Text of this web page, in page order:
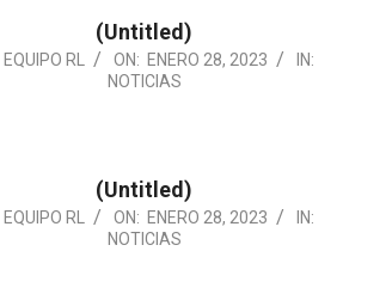
(Untitled)
EQUIPO RL ON: ENERO 28, 2023
IN:
NOTICIAS
(Untitled)
EQUIPO RL ON: ENERO 28, 2023
IN:
NOTICIAS